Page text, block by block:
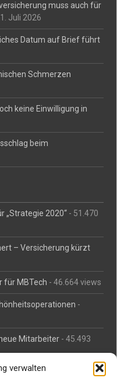
verwalten
muss auch für
Juli 2026
Datum auf Brief führt
Schmerzen
keine Einwilligung in
beim
„Strategie 2020“ - 51.470
– Versicherung kürzt
für MBTech - 46.664 views
-
Mitarbeiter - 45.493
- 44.716 views